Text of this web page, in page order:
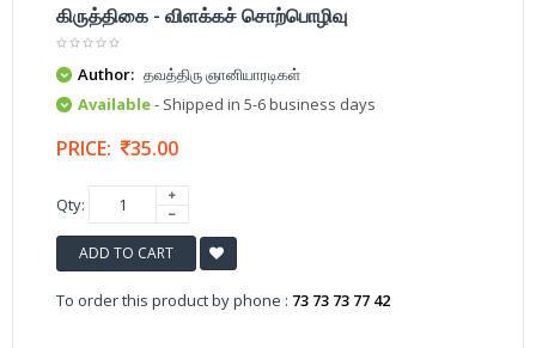
கிருத்திகை - விளக்கச் சொற்பொழிவு
Author: தவத்திரு ஞானியாரடிகள்
Available- Shipped in 5-6 business days
PRICE: 35.00
Qty:
ADD TO CART
To order this product by phone : 73 73 73 77 42